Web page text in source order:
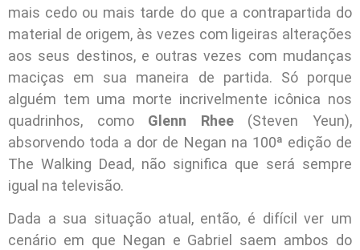
mais cedo ou mais tarde do que a contrapartida do
material de origem, às vezes com ligeiras alterações
aos seus destinos, e outras vezes com mudanças
maciças em sua maneira de partida. Só porque
alguém tem uma morte incrivelmente icônica nos
quadrinhos, como Glenn Rhee(Steven Yeun),
absorvendo toda a dor de Negan na 100ª edição de
The Walking Dead, não significa que será sempre
igual na televisão.
Dada a sua situação atual, então, é difícil ver um
cenário em que Negan e Gabriel saem ambos do